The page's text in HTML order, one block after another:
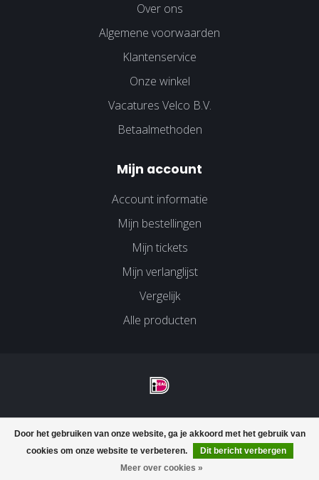
Door het gebruiken van onze website, ga je akkoord met het gebruik van
cookies om onze website te verbeteren.
Dit bericht verbergen
Meer over cookies »
Over ons
Algemene voorwaarden
Klantenservice
Onze winkel
Vacatures Velco B.V.
Betaalmethoden
Mijn account
Account informatie
Mijn bestellingen
Mijn tickets
Mijn verlanglijst
Vergelijk
Alle producten
© Copyright 2026 Velco Huissen - Powered byLightspeed-
Dyvelopment
FILTERS